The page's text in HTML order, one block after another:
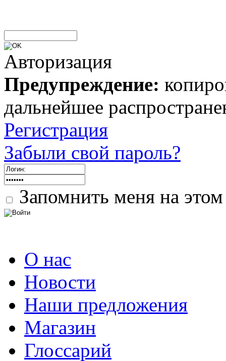
Авторизация
Предупреждение:
дальнейшее
Регистрация
Забыли свой пароль?
Запомнить меня на
О нас
Новости
Наши предложения
Магазин
Глоссарий